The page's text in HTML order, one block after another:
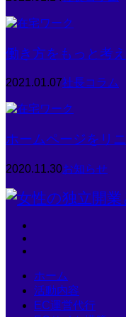
働き方をもっと考
2021.01.07社長コラム
ホームページをリ
2020.11.30お知らせ
ホーム
活動内容
EC運営代行